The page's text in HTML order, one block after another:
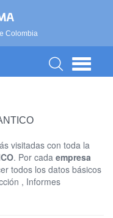
Colombia
visitadas con toda la
. Por cada empresa
todos los datos básicos
, Informes